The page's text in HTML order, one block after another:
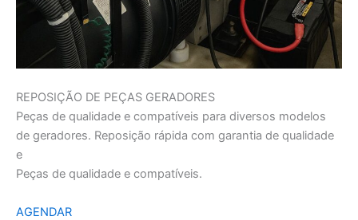
REPOSIÇÃO DE PEÇAS GERADORES
Peças de qualidade e compatíveis para diversos modelos
de geradores. Reposição rápida com garantia de qualidade
e
Peças de qualidade e compatíveis.
AGENDAR